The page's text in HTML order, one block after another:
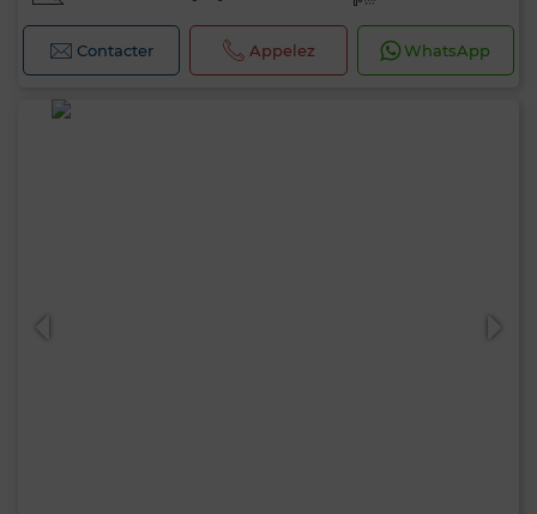
Contacter Appelez WhatsApp